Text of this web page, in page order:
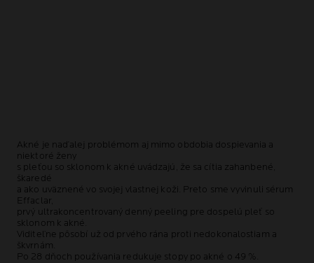
Akné je naďalej problémom aj mimo obdobia dospievania a
niektoré ženy
s pleťou so sklonom k akné uvádzajú, že sa cítia zahanbené,
škaredé
a ako uväznené vo svojej vlastnej koži. Preto sme vyvinuli sérum
Effaclar,
prvý ultrakoncentrovaný denný peeling pre dospelú pleť so
sklonom k akné.
Viditeľne pôsobí už od prvého rána proti nedokonalostiam a
škvrnám.
Po 28 dňoch používania redukuje stopy po akné o 49 %.